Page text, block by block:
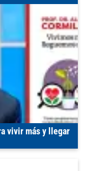
vivir más y llegar